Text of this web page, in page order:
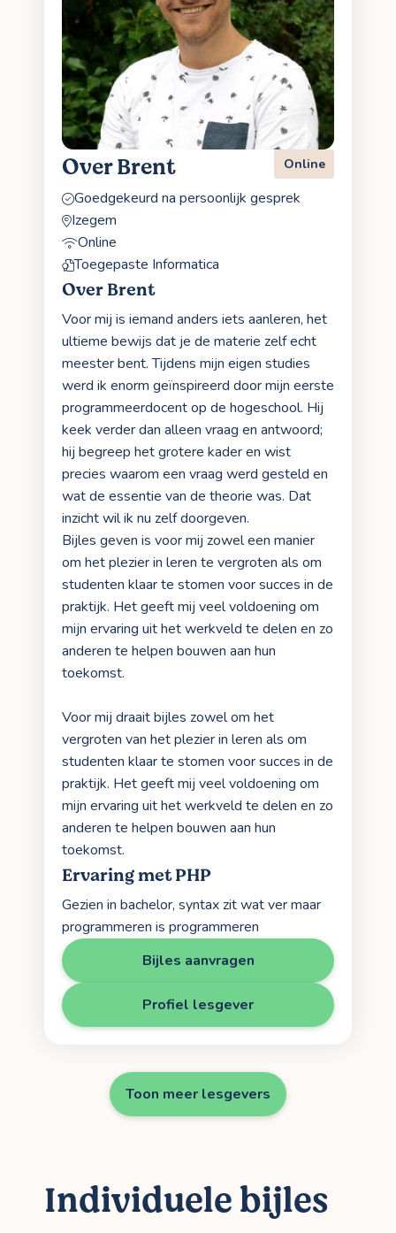
Over Brent Online
Goedgekeurd na persoonlijk gesprek
Izegem
Online
Toegepaste Informatica
Over Brent
Voor mij is iemand anders iets aanleren, het
ultieme bewijs dat je de materie zelf echt
meester bent. Tijdens mijn eigen studies
werd ik enorm geïnspireerd door mijn eerste
programmeerdocent op de hogeschool. Hij
keek verder dan alleen vraag en antwoord;
hij begreep het grotere kader en wist
precies waarom een vraag werd gesteld en
wat de essentie van de theorie was. Dat
inzicht wil ik nu zelf doorgeven.
Bijles geven is voor mij zowel een manier
om het plezier in leren te vergroten als om
studenten klaar te stomen voor succes in de
praktijk. Het geeft mij veel voldoening om
mijn ervaring uit het werkveld te delen en zo
anderen te helpen bouwen aan hun
toekomst.
Voor mij draait bijles zowel om het
vergroten van het plezier in leren als om
studenten klaar te stomen voor succes in de
praktijk. Het geeft mij veel voldoening om
mijn ervaring uit het werkveld te delen en zo
anderen te helpen bouwen aan hun
toekomst.
Ervaring met PHP
Gezien in bachelor, syntax zit wat ver maar
programmeren is programmeren
Bijles aanvragen
Profiel lesgever
Toon meer lesgevers
Individuele bijles